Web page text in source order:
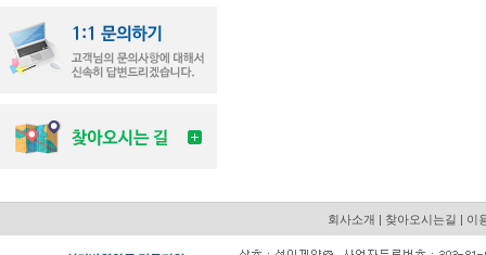
회사소개 | 찾아오시는길 | 이